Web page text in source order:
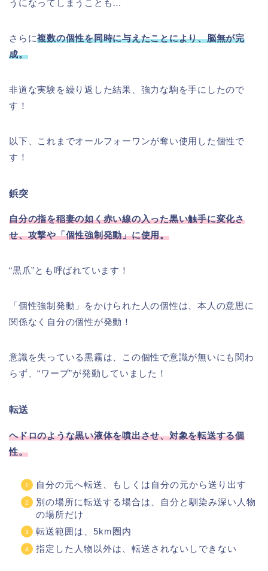
うになってしまうことも…
さらに複数の個性を同時に与えたことにより、脳無が完
成。
非道な実験を繰り返した結果、強力な駒を手にしたので
す！
以下、これまでオールフォーワンが奪い使用した個性で
す！
鋲突
自分の指を稲妻の如く赤い線の入った黒い触手に変化さ
せ、攻撃や「個性強制発動」に使用。
“黒爪”とも呼ばれています！
「個性強制発動」をかけられた人の個性は、本人の意思に
関係なく自分の個性が発動！
意識を失っている黒霧は、この個性で意識が無いにも関わ
らず、“ワープ”が発動していました！
転送
ヘドロのような黒い液体を噴出させ、対象を転送する個
性。
自分の元へ転送、もしくは自分の元から送り出す
別の場所に転送する場合は、自分と馴染み深い人物
の場所だけ
転送範囲は、5km圏内
指定した人物以外は、転送されないしできない